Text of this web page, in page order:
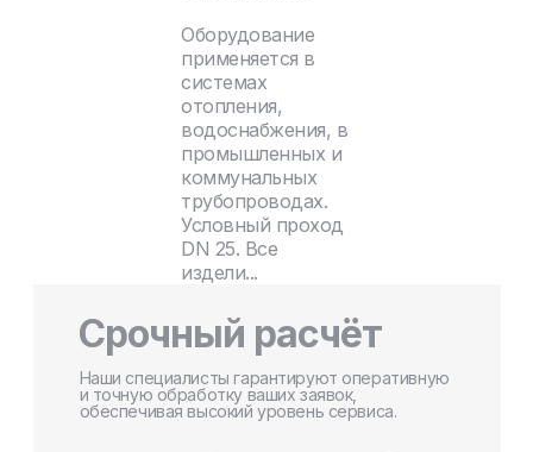
Оборудование
применяется в
системах
отопления,
водоснабжения, в
промышленных и
коммунальных
трубопроводах.
Условный проход
DN 25. Все
издели...
Срочный расчёт
Наши специалисты гарантируют оперативную
и точную обработку ваших заявок,
обеспечивая высокий уровень сервиса.